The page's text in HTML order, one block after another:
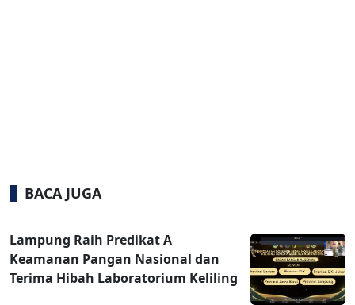
BACA JUGA
Lampung Raih Predikat A
Keamanan Pangan Nasional dan
Terima Hibah Laboratorium Keliling